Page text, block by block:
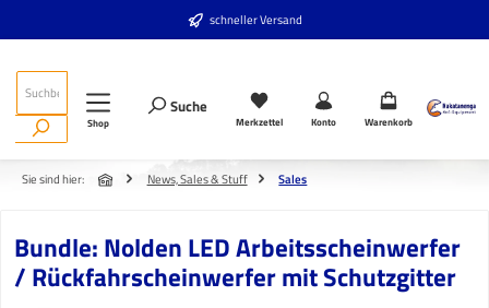
schneller Versand
Shop
Suche
Merkzettel Konto Warenkorb
Sie sind hier: News, Sales & Stuff Sales
Bundle: Nolden LED Arbeitsscheinwerfer
/ Rückfahrscheinwerfer mit Schutzgitter